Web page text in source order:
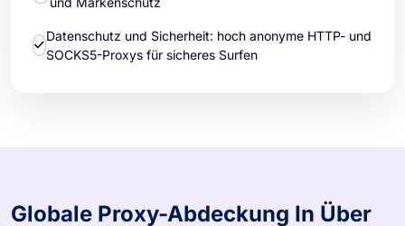
Datenschutz und Sicherheit: hoch anonyme HTTP- und
SOCKS5-Proxys für sicheres Surfen
Globale Proxy-Abdeckung In Über